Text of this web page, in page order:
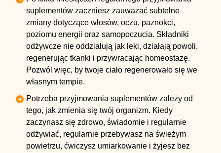
suplementów zaczniesz zauważać subtelne
zmiany dotyczące włosów, oczu, paznokci,
poziomu energii oraz samopoczucia. Składniki
odżywcze nie oddziałują jak leki, działają powoli,
regenerując tkanki i przywracając homeostazę.
Pozwól więc, by twoje ciało regenerowało się we
własnym tempie.
Potrzeba przyjmowania suplementów zależy od
tego, jak zmienia się twój organizm. Kiedy
zaczynasz się zdrowo, świadomie i regularnie
odżywiać, regularnie przebywasz na świeżym
powietrzu, ćwiczysz umiarkowanie i żyjesz bez